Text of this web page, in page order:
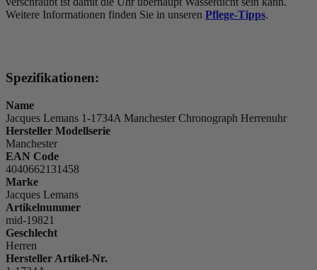
Weitere Informationen finden Sie in unseren Pflege-Tipps.
Spezifikationen:
Name
Jacques Lemans 1-1734A Manchester Chronograph Herrenuhr
Hersteller Modellserie
Manchester
EAN Code
4040662131458
Marke
Jacques Lemans
Artikelnummer
mid-19821
Geschlecht
Herren
Hersteller Artikel-Nr.